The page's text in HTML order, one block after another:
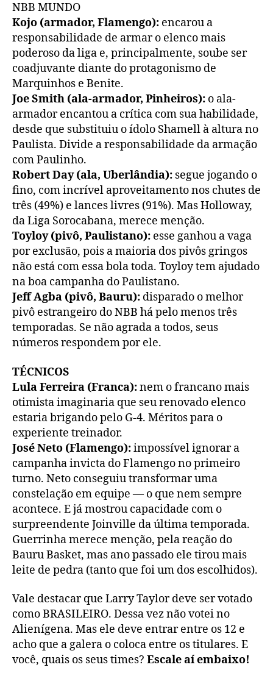
NBB MUNDO
Kojo (armador, Flamengo): encarou a
responsabilidade de armar o elenco mais
poderoso da liga e, principalmente, soube ser
coadjuvante diante do protagonismo de
Marquinhos e Benite.
Joe Smith (ala-armador, Pinheiros): o ala-
armador encantou a crítica com sua habilidade,
desde que substituiu o ídolo Shamell à altura no
Paulista. Divide a responsabilidade da armação
com Paulinho.
Robert Day (ala, Uberlândia): segue jogando o
fino, com incrível aproveitamento nos chutes de
três (49%) e lances livres (91%). Mas Holloway,
da Liga Sorocabana, merece menção.
Toyloy (pivô, Paulistano): esse ganhou a vaga
por exclusão, pois a maioria dos pivôs gringos
não está com essa bola toda. Toyloy tem ajudado
na boa campanha do Paulistano.
Jeff Agba (pivô, Bauru): disparado o melhor
pivô estrangeiro do NBB há pelo menos três
temporadas. Se não agrada a todos, seus
números respondem por ele.
TÉCNICOS
Lula Ferreira (Franca):nem o francano mais
otimista imaginaria que seu renovado elenco
estaria brigando pelo G-4. Méritos para o
experiente treinador.
José Neto (Flamengo):impossível ignorar a
campanha invicta do Flamengo no primeiro
turno. Neto conseguiu transformar uma
constelação em equipe — o que nem sempre
acontece. E já mostrou capacidade com o
surpreendente Joinville da última temporada.
Guerrinha merece menção, pela reação do
Bauru Basket, mas ano passado ele tirou mais
leite de pedra (tanto que foi um dos escolhidos).
Vale destacar que Larry Taylor deve ser votado
como BRASILEIRO. Dessa vez não votei no
Alienígena. Mas ele deve entrar entre os 12 e
acho que a galera o coloca entre os titulares. E
você, quais os seus times? Escale aí embaixo!